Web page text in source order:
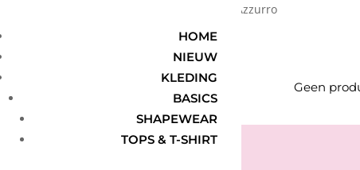
HOME
NIEUW
KLEDING
BASICS
SHAPEWEAR
TOPS & T-SHIRT
/ Product Brand / Azzurro
Azzurro
Geen